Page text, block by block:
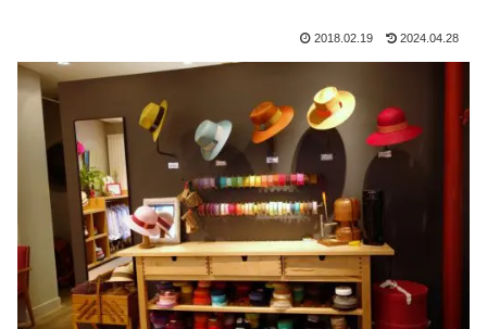
2018.02.19 2024.04.28